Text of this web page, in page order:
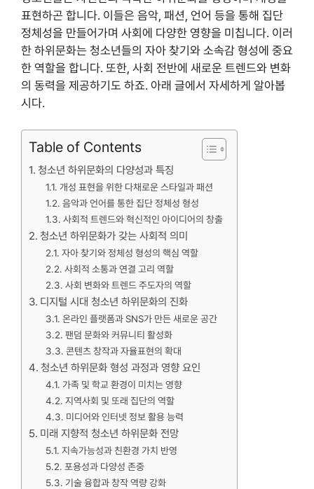
표현하곤 합니다. 이들은 음악, 패션, 언어 등을 통해 집단
정체성을 만들어가며 사회에 다양한 영향을 미칩니다. 이러
한 하위문화는 청소년들의 자아 찾기와 소속감 형성에 중요
한 역할을 합니다. 또한, 사회 전반에 새로운 트렌드와 변화
의 동력을 제공하기도 하죠. 아래 글에서 자세하게 알아봅
시다.
Table of Contents
청소년 하위문화의 다양성과 특징
개성 표현을 위한 다채로운 스타일과 패션
음악과 언어를 통한 집단 정체성 형성
사회적 트렌드와 혁신적인 아이디어의 창출
청소년 하위문화가 갖는 사회적 의미
자아 찾기와 정체성 형성의 핵심 역할
사회적 소통과 연결 고리 역할
사회 변화와 트렌드 주도자의 역할
디지털 시대 청소년 하위문화의 진화
온라인 플랫폼과 SNS가 만든 새로운 공간
팬덤 문화와 커뮤니티 활성화
콘텐츠 창작과 자율표현의 확대
청소년 하위문화 형성 과정과 영향 요인
가족 및 학교 환경이 미치는 영향
지역사회 및 또래 집단의 역할
미디어와 인터넷 정보 활용 능력
미래 지향적 청소년 하위문화 전망
지속가능성과 친환경 가치 반영
포용성과 다양성 존중
기술 융합과 창작 역량 강화